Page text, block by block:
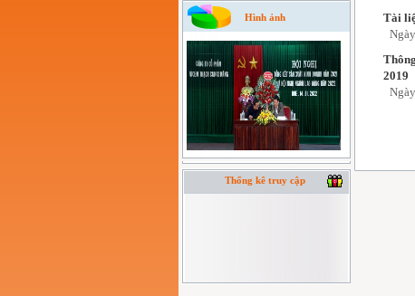
Hình ảnh
Thống kê truy cập
Tài
2019